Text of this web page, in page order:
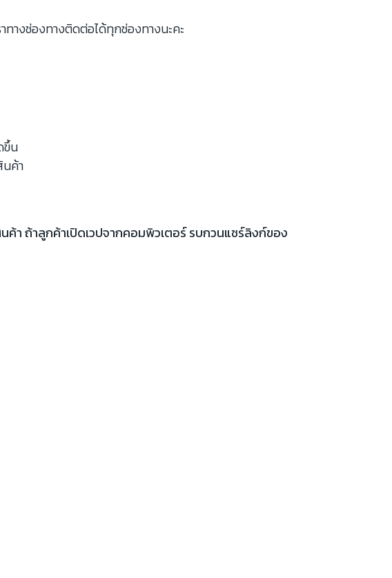
างช่องทางติดต่อได้ทุกช่องทางนะคะ
ขึ้น
ค้า
ค้า ถ้าลูกค้าเปิดเวปจากคอมพิวเตอร์ รบกวนแชร์ลิงก์ของ